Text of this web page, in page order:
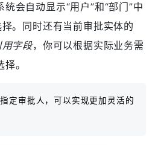
会自动显示“用户”和“部门”中
。同时还有当前审批实体的
字段，你可以根据实际业务需
。
定审批人，可以实现更加灵活的